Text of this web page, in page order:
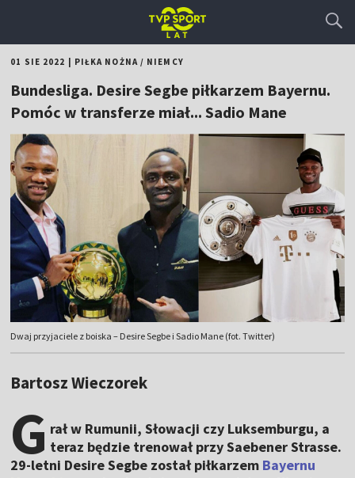
01 SIE 2022 PIŁKA NOŻNA/ NIEMCY
Bundesliga. Desire Segbe piłkarzem Bayernu.
Pomóc w transferze miał... Sadio Mane
Dwaj przyjaciele z boiska – Desire Segbe i Sadio Mane (fot. Twitter)
Bartosz Wieczorek
G rał w Rumunii, Słowacji czy Luksemburgu, a
teraz będzie trenował przy Saebener Strasse.
29-letni Desire Segbe został piłkarzem Bayernu